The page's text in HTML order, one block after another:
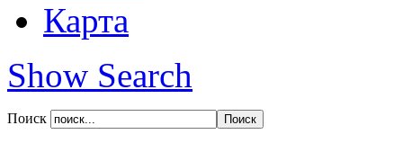
Карта
Show Search
Поиск